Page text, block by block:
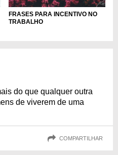
FRASES PARA INCENTIVO NO
TRABALHO
do que qualquer outra
de viverem de uma
COMPARTILHAR